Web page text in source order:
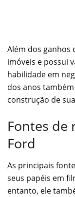
Além dos ganhos
imóveis e possui
habilidade em
dos anos
construção de
Fontes de
Ford
As principais
seus papéis em
entanto, ele